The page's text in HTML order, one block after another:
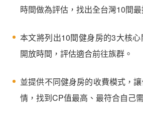
時間做為評估，找出全台灣10間
本文將列出10間健身房的3大核心
開放時間，評估適合前往族群。
並提供不同健身房的收費模式，
情，找到CP值最高、最符合自己